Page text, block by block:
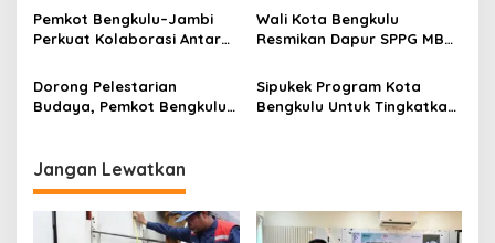
Bengkulu
Ketertiban
Pemkot Bengkulu–Jambi
Perkuat Kolaborasi Antar
Wali Kota Bengkulu
Resmikan Dapur SPPG MBG,
Keamanan dan Kualitas Gizi
Dorong Pelestarian
Budaya, Pemkot Bengkulu
Sipukek Program Kota
Bengkulu Untuk Tingkatkan
Jangan Lewatkan